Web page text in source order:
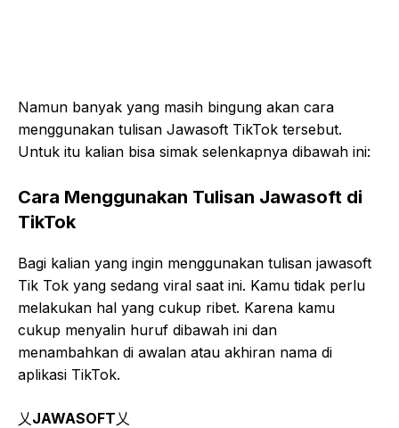
Namun banyak yang masih bingung akan cara
menggunakan tulisan Jawasoft TikTok tersebut.
Untuk itu kalian bisa simak selenkapnya dibawah ini:
Cara Menggunakan Tulisan Jawasoft di
TikTok
Bagi kalian yang ingin menggunakan tulisan jawasoft
Tik Tok yang sedang viral saat ini. Kamu tidak perlu
melakukan hal yang cukup ribet. Karena kamu
cukup menyalin huruf dibawah ini dan
menambahkan di awalan atau akhiran nama di
aplikasi TikTok.
乂 JAWASOFT 乂